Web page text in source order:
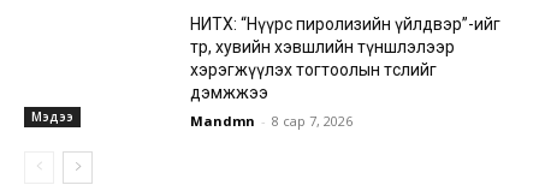
Мэдээ
НИТХ: “Нүүрс пиролизийн үйлдвэр”-ийг
төр, хувийн хэвшлийн түншлэлээр
хэрэгжүүлэх тогтоолын төслийг
дэмжжээ
Mandmn - 8 сар 7, 2026